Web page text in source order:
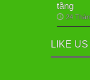
tầng
24
LIKE